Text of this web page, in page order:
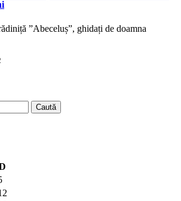
”Abeceluș”, ghidați de doamna
Caută